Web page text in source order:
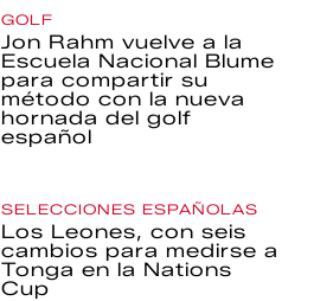
GOLF
Jon Rahm vuelve a la
Escuela Nacional Blume
para compartir su
método con la nueva
hornada del golf
español
SELECCIONES ESPAÑOLAS
Los Leones, con seis
cambios para medirse a
Tonga en la Nations
Cup